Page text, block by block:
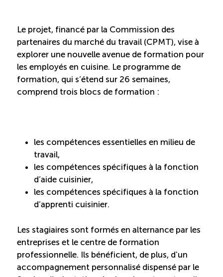
Apprentissage en milieu de travail
Reconnaissance des compétences
Initiatives
Destination IA
Diagnostic Nord-du-Québec
Programme de francisation
Métiers et carrières en tourisme
Le projet, financé par la Commission des
partenaires du marché du travail (CPMT), vise à
explorer une nouvelle avenue de formation pour
les employés en cuisine. Le programme de
formation, qui s’étend sur 26 semaines,
comprend trois blocs de formation :
les compétences essentielles en milieu de
travail,
les compétences spécifiques à la fonction
d’aide cuisinier,
les compétences spécifiques à la fonction
d’apprenti cuisinier.
Les stagiaires sont formés en alternance par les
entreprises et le centre de formation
professionnelle. Ils bénéficient, de plus, d’un
accompagnement personnalisé dispensé par le